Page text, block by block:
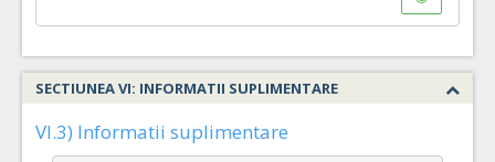
SECTIUNEA VI: INFORMATII SUPLIMENTARE
VI.3) Informatii suplimentare